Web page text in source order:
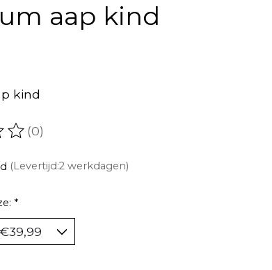
aap kind
kind
van dit product is
(0)
(Levertijd:2 werkdagen)
*